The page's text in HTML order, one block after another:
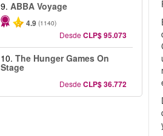
9. ABBA Voyage
4.9 (1140)
DesdeCLP$ 95.073
10. The Hunger Games On
Stage
DesdeCLP$ 36.772